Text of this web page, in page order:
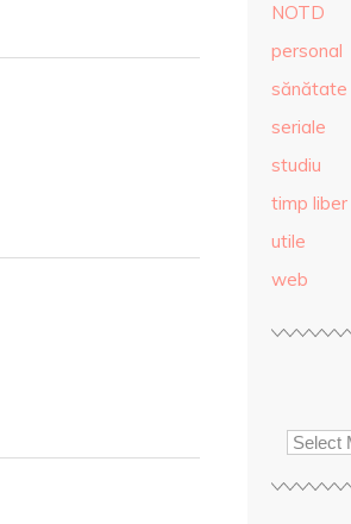
NOTD
personal
sănătate
seriale
studiu
timp liber
utile
web